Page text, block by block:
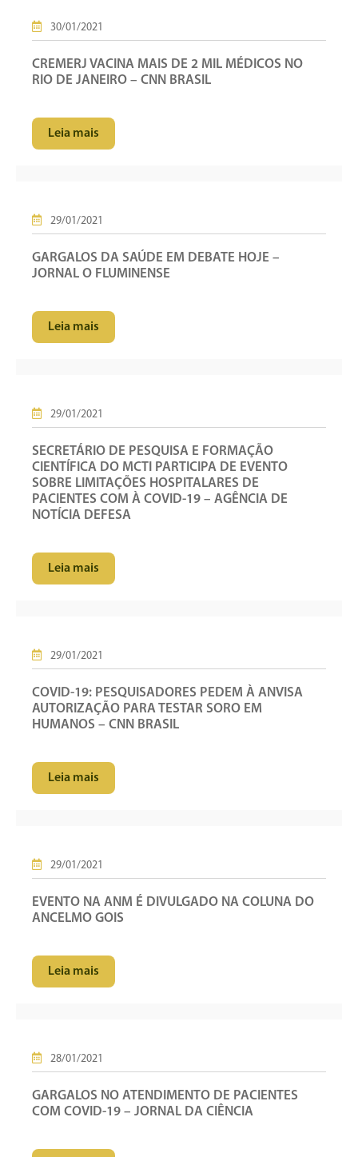
30/01/2021
CREMERJ VACINA MAIS DE 2 MIL MÉDICOS NO
RIO DE JANEIRO – CNN BRASIL
Leia mais
29/01/2021
GARGALOS DA SAÚDE EM DEBATE HOJE –
JORNAL O FLUMINENSE
Leia mais
29/01/2021
SECRETÁRIO DE PESQUISA E FORMAÇÃO
CIENTÍFICA DO MCTI PARTICIPA DE EVENTO
SOBRE LIMITAÇÕES HOSPITALARES DE
PACIENTES COM À COVID-19 – AGÊNCIA DE
NOTÍCIA DEFESA
Leia mais
29/01/2021
COVID-19: PESQUISADORES PEDEM À ANVISA
AUTORIZAÇÃO PARA TESTAR SORO EM
HUMANOS – CNN BRASIL
Leia mais
29/01/2021
EVENTO NA ANM É DIVULGADO NA COLUNA DO
ANCELMO GOIS
Leia mais
28/01/2021
GARGALOS NO ATENDIMENTO DE PACIENTES
COM COVID-19 – JORNAL DA CIÊNCIA